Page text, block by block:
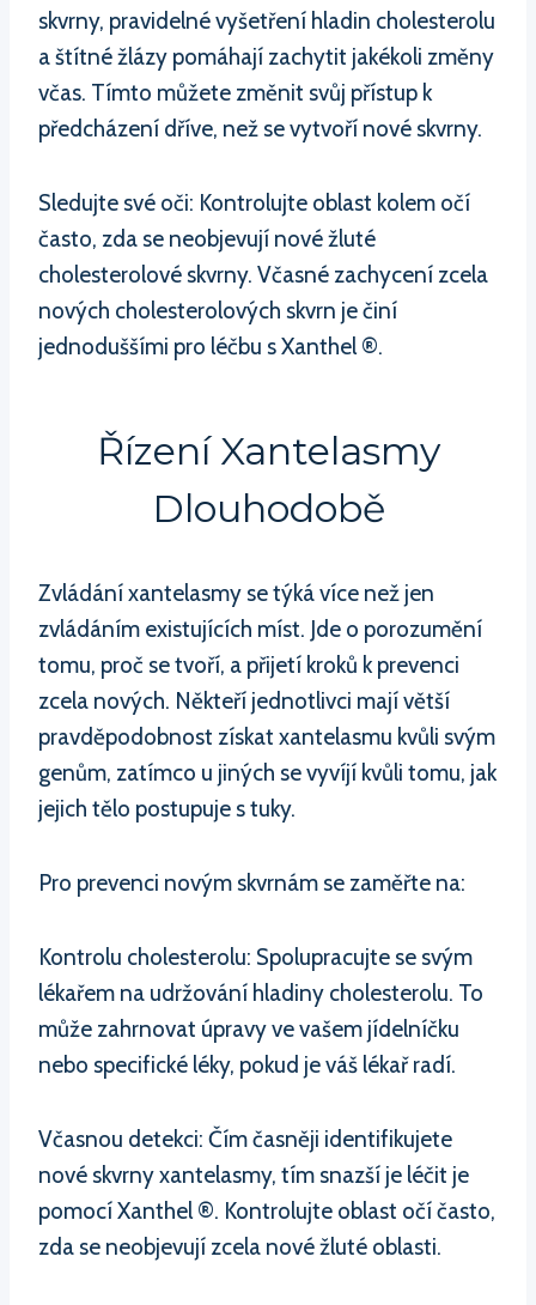
skvrny, pravidelné vyšetření hladin cholesterolu
a štítné žlázy pomáhají zachytit jakékoli změny
včas. Tímto můžete změnit svůj přístup k
předcházení dříve, než se vytvoří nové skvrny.
Sledujte své oči: Kontrolujte oblast kolem očí
často, zda se neobjevují nové žluté
cholesterolové skvrny. Včasné zachycení zcela
nových cholesterolových skvrn je činí
jednoduššími pro léčbu s Xanthel ®.
Řízení Xantelasmy
Dlouhodobě
Zvládání xantelasmy se týká více než jen
zvládáním existujících míst. Jde o porozumění
tomu, proč se tvoří, a přijetí kroků k prevenci
zcela nových. Někteří jednotlivci mají větší
pravděpodobnost získat xantelasmu kvůli svým
genům, zatímco u jiných se vyvíjí kvůli tomu, jak
jejich tělo postupuje s tuky.
Pro prevenci novým skvrnám se zaměřte na:
Kontrolu cholesterolu: Spolupracujte se svým
lékařem na udržování hladiny cholesterolu. To
může zahrnovat úpravy ve vašem jídelníčku
nebo specifické léky, pokud je váš lékař radí.
Včasnou detekci: Čím časněji identifikujete
nové skvrny xantelasmy, tím snazší je léčit je
pomocí Xanthel ®. Kontrolujte oblast očí často,
zda se neobjevují zcela nové žluté oblasti.